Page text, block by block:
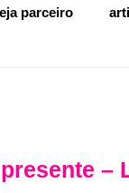
parceiro
–